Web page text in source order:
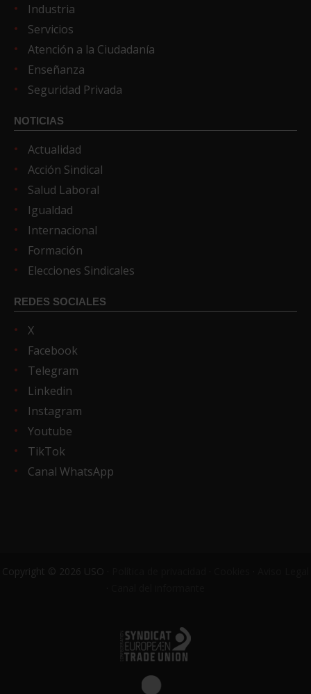
Industria
Servicios
Atención a la Ciudadanía
Enseñanza
Seguridad Privada
NOTICIAS
Actualidad
Acción Sindical
Salud Laboral
Igualdad
Internacional
Formación
Elecciones Sindicales
REDES SOCIALES
X
Facebook
Telegram
Linkedin
Instagram
Youtube
TikTok
Canal WhatsApp
Copyright © 2026 USO ·